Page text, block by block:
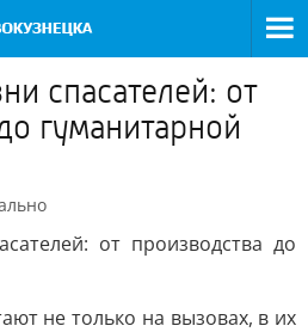
спасателей: от
гуманитарной
от производства до
не только на вызовах, в их